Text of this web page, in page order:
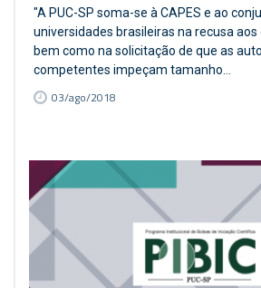
"A PUC-SP soma-se à CAPES e ao
universidades brasileiras na recusa
bem como na solicitação de que as
competentes impeçam tamanho...
03/ago/2018